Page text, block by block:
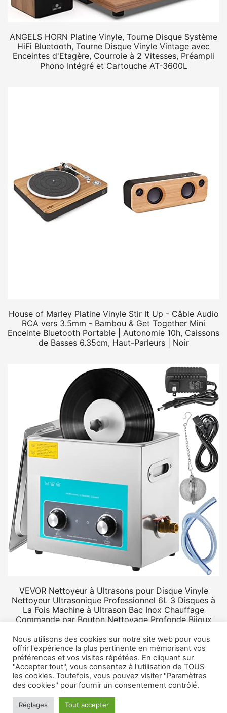
ANGELS HORN Platine Vinyle, Tourne Disque Système
HiFi Bluetooth, Tourne Disque Vinyle Vintage avec
Enceintes d'Etagère, Courroie à 2 Vitesses, Préampli
Phono Intégré et Cartouche AT-3600L
House of Marley Platine Vinyle Stir It Up - Câble Audio
RCA vers 3.5mm - Bambou & Get Together Mini
Enceinte Bluetooth Portable | Autonomie 10h, Caissons
de Basses 6.35cm, Haut-Parleurs | Noir
VEVOR Nettoyeur à Ultrasons pour Disque Vinyle
Nettoyeur Ultrasonique Professionnel 6L 3 Disques à
La Fois Machine à Ultrason Bac Inox Chauffage
Commande par Bouton Nettoyage Profonde Bijoux
© 2026 Rangement vinyle.Mentions légales
Nous utilisons des cookies sur notre site web pour vous
offrir l'expérience la plus pertinente en mémorisant vos
préférences et vos visites répétées. En cliquant sur
"Accepter tout", vous consentez à l'utilisation de TOUS
les cookies. Toutefois, vous pouvez visiter "Paramètres
des cookies" pour fournir un consentement contrôlé.
Réglages Tout accepter